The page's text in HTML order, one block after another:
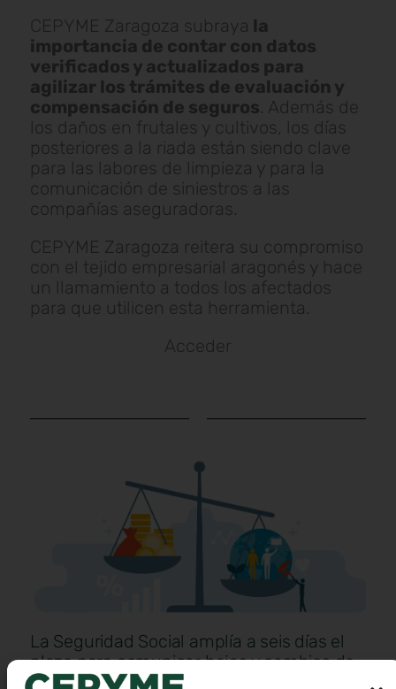
CEPYME Zaragoza subraya la
importancia de contar con datos
verificados y actualizados para
agilizar los trámites de evaluación y
compensación de seguros. Además de
los daños en frutales y cultivos, los días
posteriores a la riada están siendo clave
para las labores de limpieza y para la
comunicación de siniestros a las
compañías aseguradoras.
CEPYME Zaragoza reitera su compromiso
con el tejido empresarial aragonés y hace
un llamamiento a todos los afectados
para que utilicen esta herramienta.
Acceder
La Seguridad Social amplía a seis días el
plazo para comunicar bajas y cambios de
datos de trabajadores y trabajadoras